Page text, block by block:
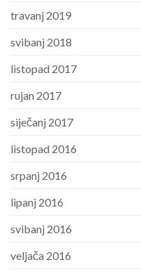
travanj 2019
svibanj 2018
listopad 2017
rujan 2017
siječanj 2017
listopad 2016
srpanj 2016
lipanj 2016
svibanj 2016
veljača 2016